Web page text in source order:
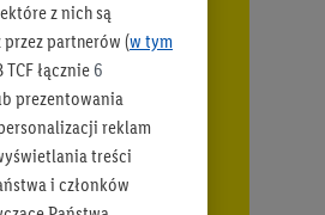
z nich są
partnerów (w tym
łącznie 6
prezentowania
reklam
treści
i członków